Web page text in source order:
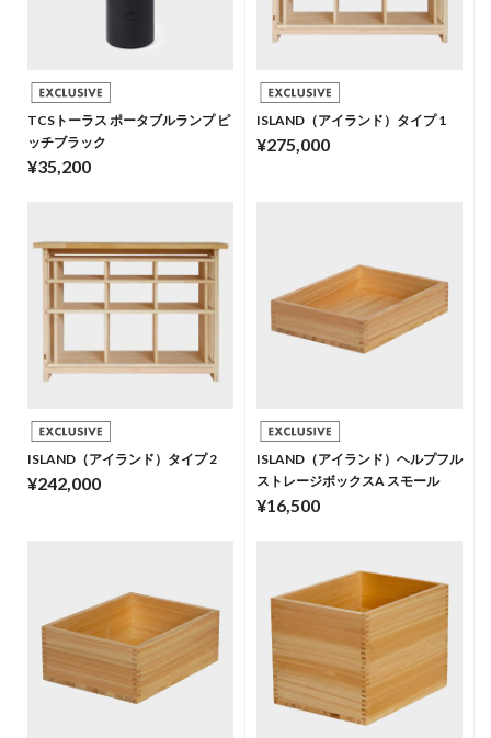
TCSトーラス ポータブルランプ ピ
ッチブラック
¥35,200
ISLAND（アイランド）タイプ 1
¥275,000
ISLAND（アイランド）タイプ 2
¥242,000
ISLAND（アイランド）ヘルプフル
ストレージボックスA スモール
¥16,500